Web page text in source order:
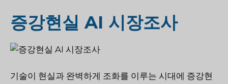
증강현실 AI 시장조사
기술이 현실과 완벽하게 조화를 이루는 시대에 증강현